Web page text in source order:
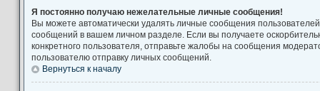
Я постоянно получаю нежелательные личные сообщения!
Вы можете автоматически удалять личные сообщения
сообщений в вашем личном разделе. Если вы получаете
конкретного пользователя, отправьте жалобы на сообщения
пользователю отправку личных сообщений.
Вернуться к началу